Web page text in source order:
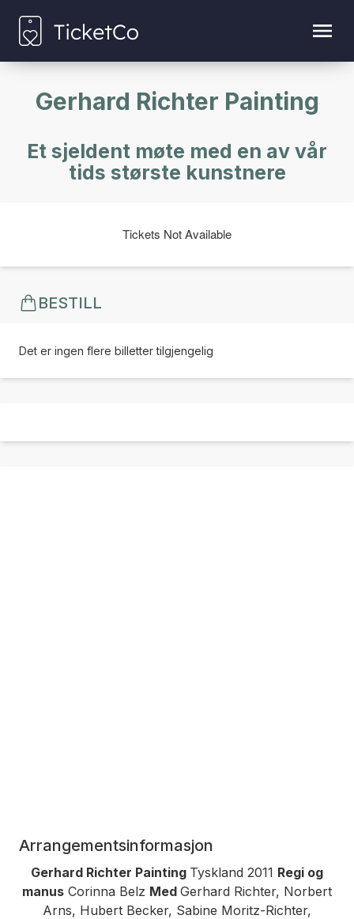
Gerhard Richter Painting
Et sjeldent møte med en av vår
tids største kunstnere
Tickets Not Available
BESTILL
Det er ingen flere billetter tilgjengelig
Arrangementsinformasjon
Gerhard Richter Painting Tyskland 2011 Regi og
manus Corinna Belz Med Gerhard Richter, Norbert
Arns, Hubert Becker, Sabine Moritz-Richter,